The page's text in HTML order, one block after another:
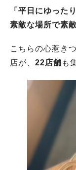
「平日にゆった
素敵な場所で素
こちらの心惹き
店が、 22店舗 も